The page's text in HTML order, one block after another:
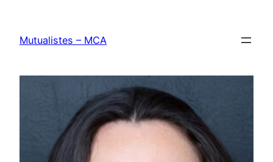
contenu
Mutualistes – MCA